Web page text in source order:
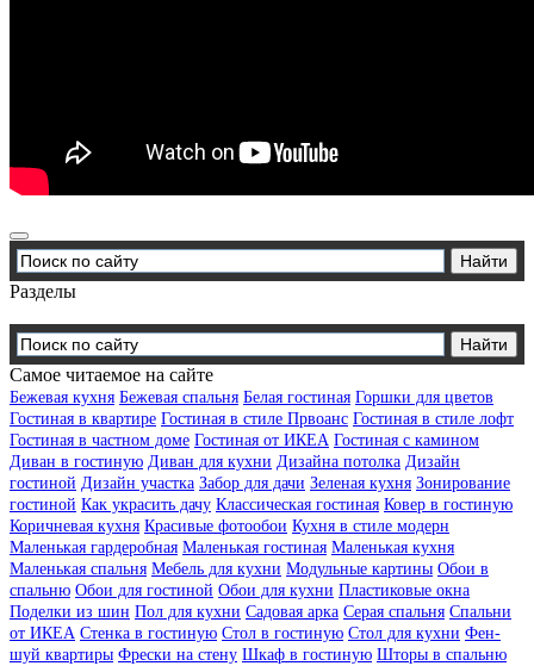
Разделы
Самое читаемое на сайте
Бежевая кухня Бежевая спальня Белая гостиная Горшки для цветов
Гостиная в квартире Гостиная в стиле Првоанс Гостиная в стиле лофт
Гостиная в частном доме Гостиная от ИКЕА Гостиная с камином
Диван в гостиную Диван для кухни Дизайна потолка Дизайн
гостиной Дизайн участка Забор для дачи Зеленая кухня Зонирование
гостиной Как украсить дачу Классическая гостиная Ковер в гостиную
Коричневая кухня Красивые фотообои Кухня в стиле модерн
Маленькая гардеробная Маленькая гостиная Маленькая кухня
Маленькая спальня Мебель для кухни Модульные картины Обои в
спальню Обои для гостиной Обои для кухни Пластиковые окна
Поделки из шин Пол для кухни Садовая арка Серая спальня Спальни
от ИКЕА Стенка в гостиную Стол в гостиную Стол для кухни Фен-
шуй квартиры Фрески на стену Шкаф в гостиную Шторы в спальню